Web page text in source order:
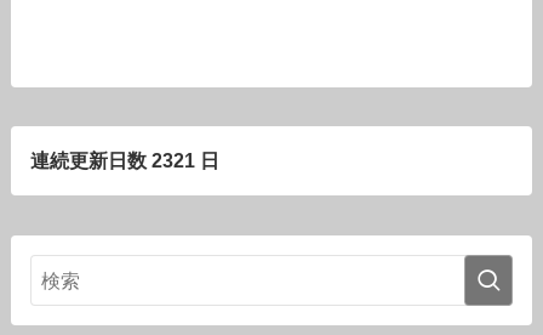
連続更新日数 2321 日